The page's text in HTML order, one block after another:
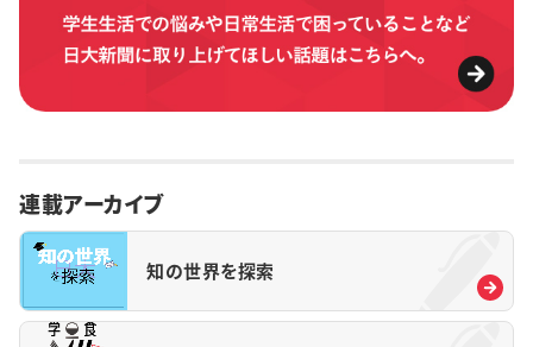
連載アーカイブ
知の世界を探索